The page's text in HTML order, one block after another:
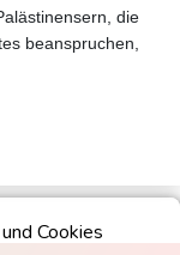
Cookies
die
beanspruchen,